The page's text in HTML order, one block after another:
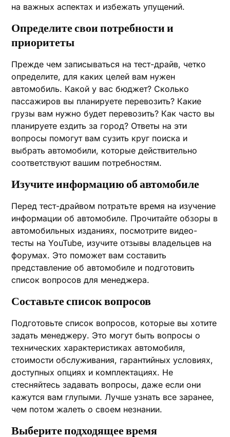
на важных аспектах и избежать упущений.
Определите свои потребности и
приоритеты
Прежде чем записываться на тест-драйв, четко
определите, для каких целей вам нужен
автомобиль. Какой у вас бюджет? Сколько
пассажиров вы планируете перевозить? Какие
грузы вам нужно будет перевозить? Как часто вы
планируете ездить за город? Ответы на эти
вопросы помогут вам сузить круг поиска и
выбрать автомобили, которые действительно
соответствуют вашим потребностям.
Изучите информацию об автомобиле
Перед тест-драйвом потратьте время на изучение
информации об автомобиле. Прочитайте обзоры в
автомобильных изданиях, посмотрите видео-
тесты на YouTube, изучите отзывы владельцев на
форумах. Это поможет вам составить
представление об автомобиле и подготовить
список вопросов для менеджера.
Составьте список вопросов
Подготовьте список вопросов, которые вы хотите
задать менеджеру. Это могут быть вопросы о
технических характеристиках автомобиля,
стоимости обслуживания, гарантийных условиях,
доступных опциях и комплектациях. Не
стесняйтесь задавать вопросы, даже если они
кажутся вам глупыми. Лучше узнать все заранее,
чем потом жалеть о своем незнании.
Выберите подходящее время